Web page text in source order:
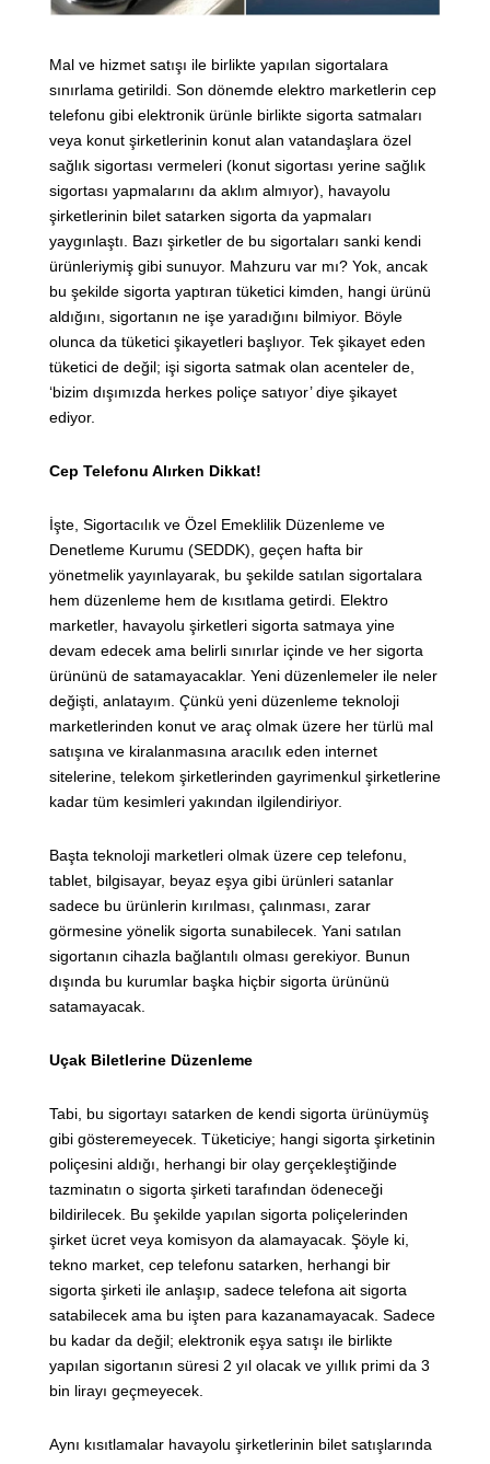
Mal ve hizmet satışı ile birlikte yapılan sigortalara
sınırlama getirildi. Son dönemde elektro marketlerin cep
telefonu gibi elektronik ürünle birlikte sigorta satmaları
veya konut şirketlerinin konut alan vatandaşlara özel
sağlık sigortası vermeleri (konut sigortası yerine sağlık
sigortası yapmalarını da aklım almıyor), havayolu
şirketlerinin bilet satarken sigorta da yapmaları
yaygınlaştı. Bazı şirketler de bu sigortaları sanki kendi
ürünleriymiş gibi sunuyor. Mahzuru var mı? Yok, ancak
bu şekilde sigorta yaptıran tüketici kimden, hangi ürünü
aldığını, sigortanın ne işe yaradığını bilmiyor. Böyle
olunca da tüketici şikayetleri başlıyor. Tek şikayet eden
tüketici de değil; işi sigorta satmak olan acenteler de,
‘bizim dışımızda herkes poliçe satıyor’ diye şikayet
ediyor.
Cep Telefonu Alırken Dikkat!
İşte, Sigortacılık ve Özel Emeklilik Düzenleme ve
Denetleme Kurumu (SEDDK), geçen hafta bir
yönetmelik yayınlayarak, bu şekilde satılan sigortalara
hem düzenleme hem de kısıtlama getirdi. Elektro
marketler, havayolu şirketleri sigorta satmaya yine
devam edecek ama belirli sınırlar içinde ve her sigorta
ürününü de satamayacaklar. Yeni düzenlemeler ile neler
değişti, anlatayım. Çünkü yeni düzenleme teknoloji
marketlerinden konut ve araç olmak üzere her türlü mal
satışına ve kiralanmasına aracılık eden internet
sitelerine, telekom şirketlerinden gayrimenkul şirketlerine
kadar tüm kesimleri yakından ilgilendiriyor.
Başta teknoloji marketleri olmak üzere cep telefonu,
tablet, bilgisayar, beyaz eşya gibi ürünleri satanlar
sadece bu ürünlerin kırılması, çalınması, zarar
görmesine yönelik sigorta sunabilecek. Yani satılan
sigortanın cihazla bağlantılı olması gerekiyor. Bunun
dışında bu kurumlar başka hiçbir sigorta ürününü
satamayacak.
Uçak Biletlerine Düzenleme
Tabi, bu sigortayı satarken de kendi sigorta ürünüymüş
gibi gösteremeyecek. Tüketiciye; hangi sigorta şirketinin
poliçesini aldığı, herhangi bir olay gerçekleştiğinde
tazminatın o sigorta şirketi tarafından ödeneceği
bildirilecek. Bu şekilde yapılan sigorta poliçelerinden
şirket ücret veya komisyon da alamayacak. Şöyle ki,
tekno market, cep telefonu satarken, herhangi bir
sigorta şirketi ile anlaşıp, sadece telefona ait sigorta
satabilecek ama bu işten para kazanamayacak. Sadece
bu kadar da değil; elektronik eşya satışı ile birlikte
yapılan sigortanın süresi 2 yıl olacak ve yıllık primi da 3
bin lirayı geçmeyecek.
Aynı kısıtlamalar havayolu şirketlerinin bilet satışlarında